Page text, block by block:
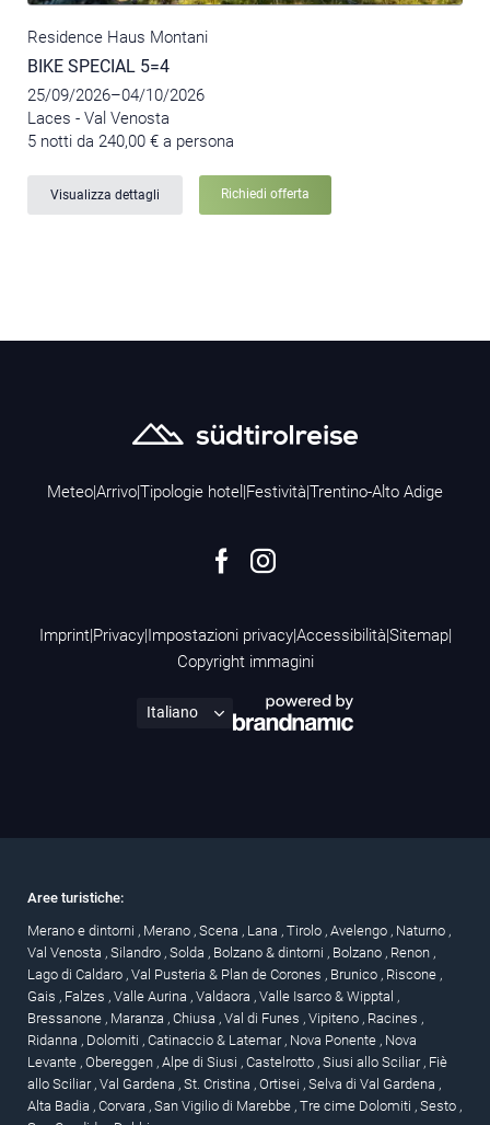
Residence Haus Montani
BIKE SPECIAL 5=4
25/09/2026–04/10/2026
Laces - Val Venosta
5 notti da 240,00 € a persona
Visualizza dettagli Richiedi offerta
MeteoArrivoTipologie hotel Festività Trentino-Alto Adige
Imprint| Privacy| Impostazioni privacy|Accessibilità Sitemap|
Copyright immagini
Aree turistiche:
Merano e dintorni , Merano , Scena , Lana , Tirolo , Avelengo , Naturno ,
Val Venosta , Silandro , Solda , Bolzano & dintorni , Bolzano , Renon ,
Lago di Caldaro , Val Pusteria & Plan de Corones , Brunico , Riscone ,
Gais , Falzes , Valle Aurina , Valdaora , Valle Isarco & Wipptal ,
Bressanone , Maranza , Chiusa , Val di Funes , Vipiteno , Racines ,
Ridanna , Dolomiti , Catinaccio & Latemar , Nova Ponente , Nova
Levante , Obereggen , Alpe di Siusi , Castelrotto , Siusi allo Sciliar , Fiè
allo Sciliar , Val Gardena , St. Cristina , Ortisei , Selva di Val Gardena ,
Alta Badia , Corvara , San Vigilio di Marebbe , Tre cime Dolomiti , Sesto ,